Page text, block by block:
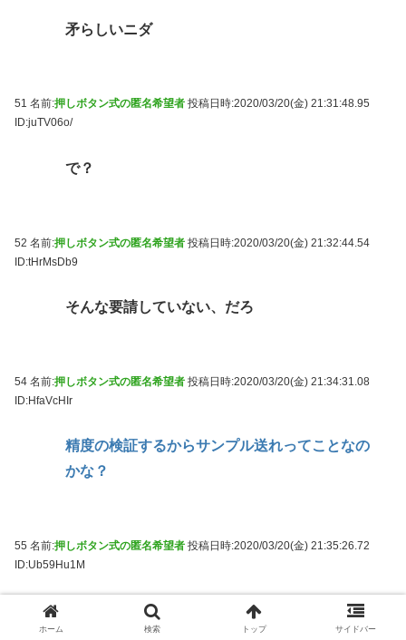
矛らしいニダ
51 名前:押しボタン式の匿名希望者 投稿日時:2020/03/20(金) 21:31:48.95
ID:juTV06o/
で？
52 名前:押しボタン式の匿名希望者 投稿日時:2020/03/20(金) 21:32:44.54
ID:tHrMsDb9
そんな要請していない、だろ
54 名前:押しボタン式の匿名希望者 投稿日時:2020/03/20(金) 21:34:31.08
ID:HfaVcHIr
精度の検証するからサンプル送れってことなの
かな？
55 名前:押しボタン式の匿名希望者 投稿日時:2020/03/20(金) 21:35:26.72
ID:Ub59Hu1M
検査キット使用時の防護服付きで、検査キット
ホーム 検索 トップ サイドバー